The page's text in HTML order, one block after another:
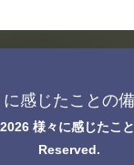
に感じたことの
様々に感じたこ
Reserved.